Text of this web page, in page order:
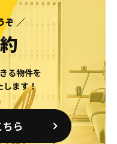
ぞ ／
る物件を
します！
ら